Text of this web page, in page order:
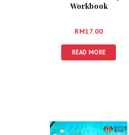
Workbook
RM17.00
READ MORE